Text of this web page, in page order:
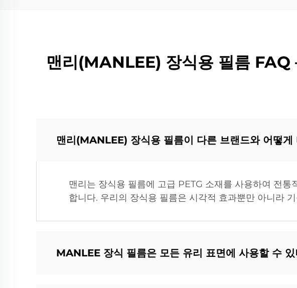
맨리(MANLEE) 장식용 필름 FAQ
맨리(MANLEE) 장식용 필름이 다른 브랜드와 어떻게
맨리는 장식용 필름에 고급 PETG 소재를 사용하여 전
합니다. 우리의 장식용 필름은 시각적 효과뿐만 아니라
MANLEE 장식 필름은 모든 유리 표면에 사용할 수